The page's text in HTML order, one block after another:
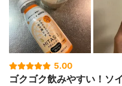
5.00
ゴクゴク飲みやすい！ソ